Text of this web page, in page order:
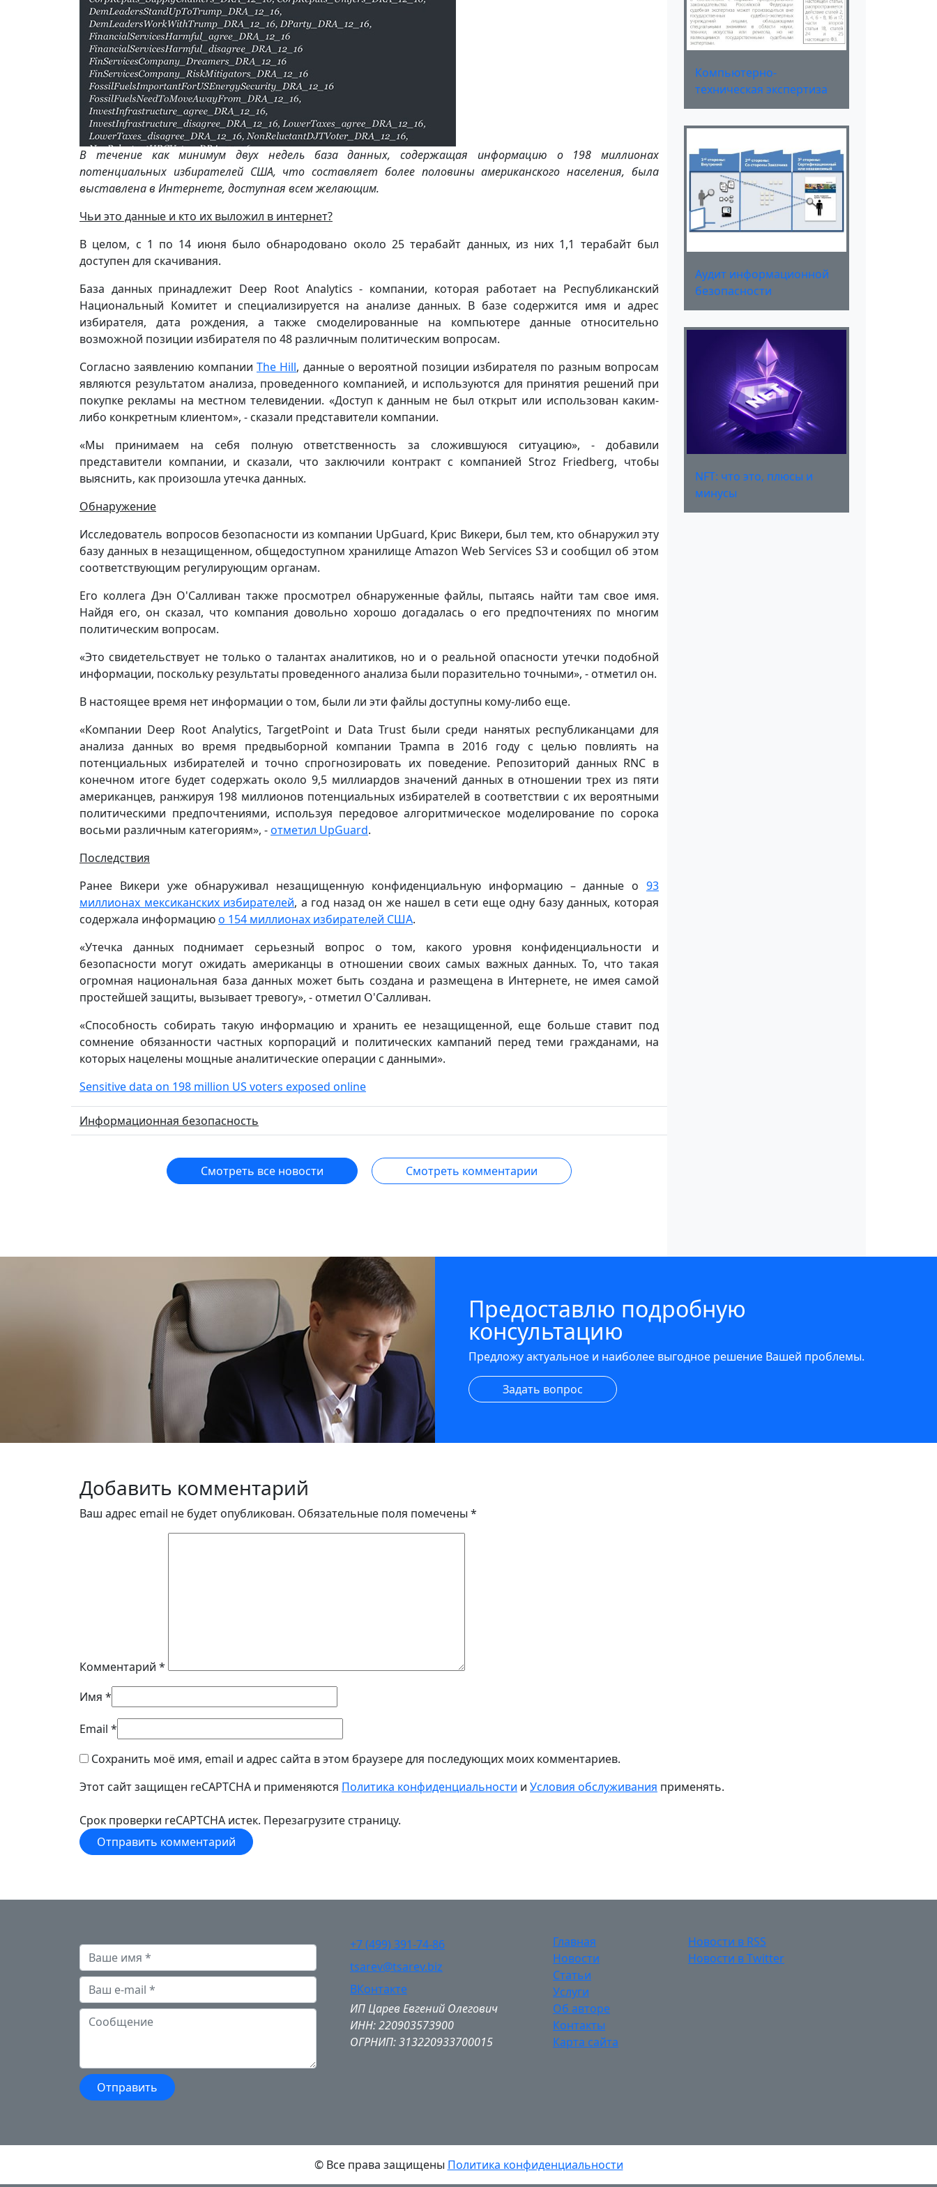
В течение как минимум двух недель база данных, содержащая информацию о 198 миллионах
потенциальных избирателей США, что составляет более половины американского населения, была
выставлена в Интернете, доступная всем желающим.
Чьи это данные и кто их выложил в интернет?
В целом, с 1 по 14 июня было обнародовано около 25 терабайт данных, из них 1,1 терабайт был
доступен для скачивания.
База данных принадлежит Deep Root Analytics - компании, которая работает на Республиканский
Национальный Комитет и специализируется на анализе данных. В базе содержится имя и адрес
избирателя, дата рождения, а также смоделированные на компьютере данные относительно
возможной позиции избирателя по 48 различным политическим вопросам.
Согласно заявлению компании The Hill, данные о вероятной позиции избирателя по разным вопросам
являются результатом анализа, проведенного компанией, и используются для принятия решений при
покупке рекламы на местном телевидении. «Доступ к данным не был открыт или использован каким-
либо конкретным клиентом», - сказали представители компании.
«Мы принимаем на себя полную ответственность за сложившуюся ситуацию», - добавили
представители компании, и сказали, что заключили контракт с компанией Stroz Friedberg, чтобы
выяснить, как произошла утечка данных.
Обнаружение
Исследователь вопросов безопасности из компании UpGuard, Крис Викери, был тем, кто обнаружил эту
базу данных в незащищенном, общедоступном хранилище Amazon Web Services S3 и сообщил об этом
соответствующим регулирующим органам.
Его коллега Дэн О'Салливан также просмотрел обнаруженные файлы, пытаясь найти там свое имя.
Найдя его, он сказал, что компания довольно хорошо догадалась о его предпочтениях по многим
политическим вопросам.
«Это свидетельствует не только о талантах аналитиков, но и о реальной опасности утечки подобной
информации, поскольку результаты проведенного анализа были поразительно точными», - отметил он.
В настоящее время нет информации о том, были ли эти файлы доступны кому-либо еще.
«Компании Deep Root Analytics, TargetPoint и Data Trust были среди нанятых республиканцами для
анализа данных во время предвыборной компании Трампа в 2016 году с целью повлиять на
потенциальных избирателей и точно спрогнозировать их поведение. Репозиторий данных RNC в
конечном итоге будет содержать около 9,5 миллиардов значений данных в отношении трех из пяти
американцев, ранжируя 198 миллионов потенциальных избирателей в соответствии с их вероятными
политическими предпочтениями, используя передовое алгоритмическое моделирование по сорока
восьми различным категориям», -отметил UpGuard.
Последствия
Ранее Викери уже обнаруживал незащищенную конфиденциальную информацию – данные о 93
миллионах мексиканских избирателей, а год назад он же нашел в сети еще одну базу данных, которая
содержала информациюо 154 миллионах избирателей США.
«Утечка данных поднимает серьезный вопрос о том, какого уровня конфиденциальности и
безопасности могут ожидать американцы в отношении своих самых важных данных. То, что такая
огромная национальная база данных может быть создана и размещена в Интернете, не имея самой
простейшей защиты, вызывает тревогу», - отметил О'Салливан.
«Способность собирать такую информацию и хранить ее незащищенной, еще больше ставит под
сомнение обязанности частных корпораций и политических кампаний перед теми гражданами, на
которых нацелены мощные аналитические операции с данными».
Sensitive data on 198 million US voters exposed online
Информационная безопасность
Смотреть все новости Смотреть комментарии
Компьютерно-
техническая экспертиза
Аудит информационной
безопасности
NFT: что это, плюсы и
минусы
Предоставлю подробную
консультацию
Предложу актуальное и наиболее выгодное решение Вашей проблемы.
Задать вопрос
Добавить комментарий
Ваш адрес email не будет опубликован. Обязательные поля помечены *
Комментарий *
Имя *
Email *
Сохранить моё имя, email и адрес сайта в этом браузере для последующих моих комментариев.
Этот сайт защищен reCAPTCHA и применяются Политика конфиденциальности и Условия обслуживания применять.
Срок проверки reCAPTCHA истек. Перезагрузите страницу.
+7 (499) 391-74-86
tsarev@tsarev.biz
ВКонтакте
ИП Царев Евгений Олегович
ИНН: 220903573900
ОГРНИП: 313220933700015
Главная
Новости
Статьи
Услуги
Об авторе
Контакты
Карта сайта
Новости в RSS
Новости в Twitter
© Все права защищены Политика конфиденциальности